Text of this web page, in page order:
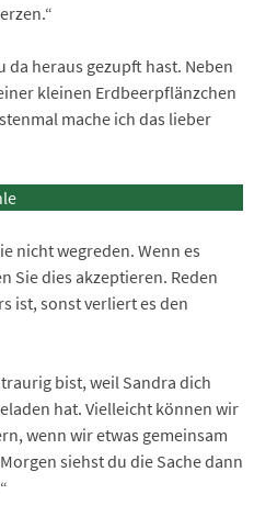
da heraus gezupft hast. Neben
kleinen Erdbeerpflänzchen
mache ich das lieber
nicht wegreden. Wenn es
Sie dies akzeptieren. Reden
ist, sonst verliert es den
bist, weil Sandra dich
hat. Vielleicht können wir
wenn wir etwas gemeinsam
siehst du die Sache dann